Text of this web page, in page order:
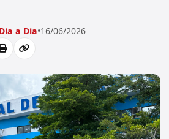
a Dia•16/06/2026